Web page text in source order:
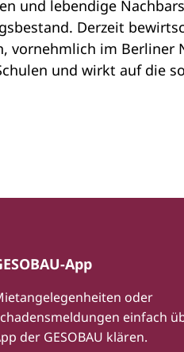
lebendige
Derzeit
im
und wirkt auf die
App
oder
einfach
der GESOBAU klären.